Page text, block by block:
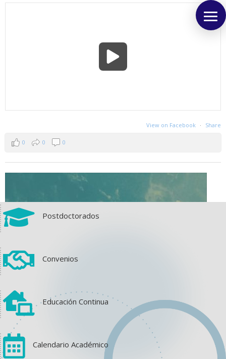
View on Facebook · Share
0 0 0
 Postdoctorados
 Convenios
 Educación Continua
 Calendario Académico